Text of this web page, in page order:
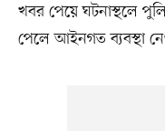
খবর পেয়ে ঘটনাস্থলে
পেলে আইনগত ব্যবস্থা